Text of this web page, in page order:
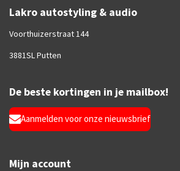
Lakro autostyling & audio
Voorthuizerstraat 144
3881SL Putten
De beste kortingen in je mailbox!
Aanmelden voor onze nieuwsbrief
Mijn account